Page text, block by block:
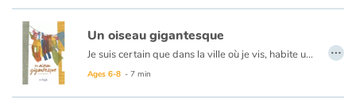
Social issues
Emotions and feelings
Formats and illustrations
Un oiseau gigantesque
Je suis certain que dans la ville où je vis, habite un animal gigantesque...
Ages 6-8 - 7 min
…